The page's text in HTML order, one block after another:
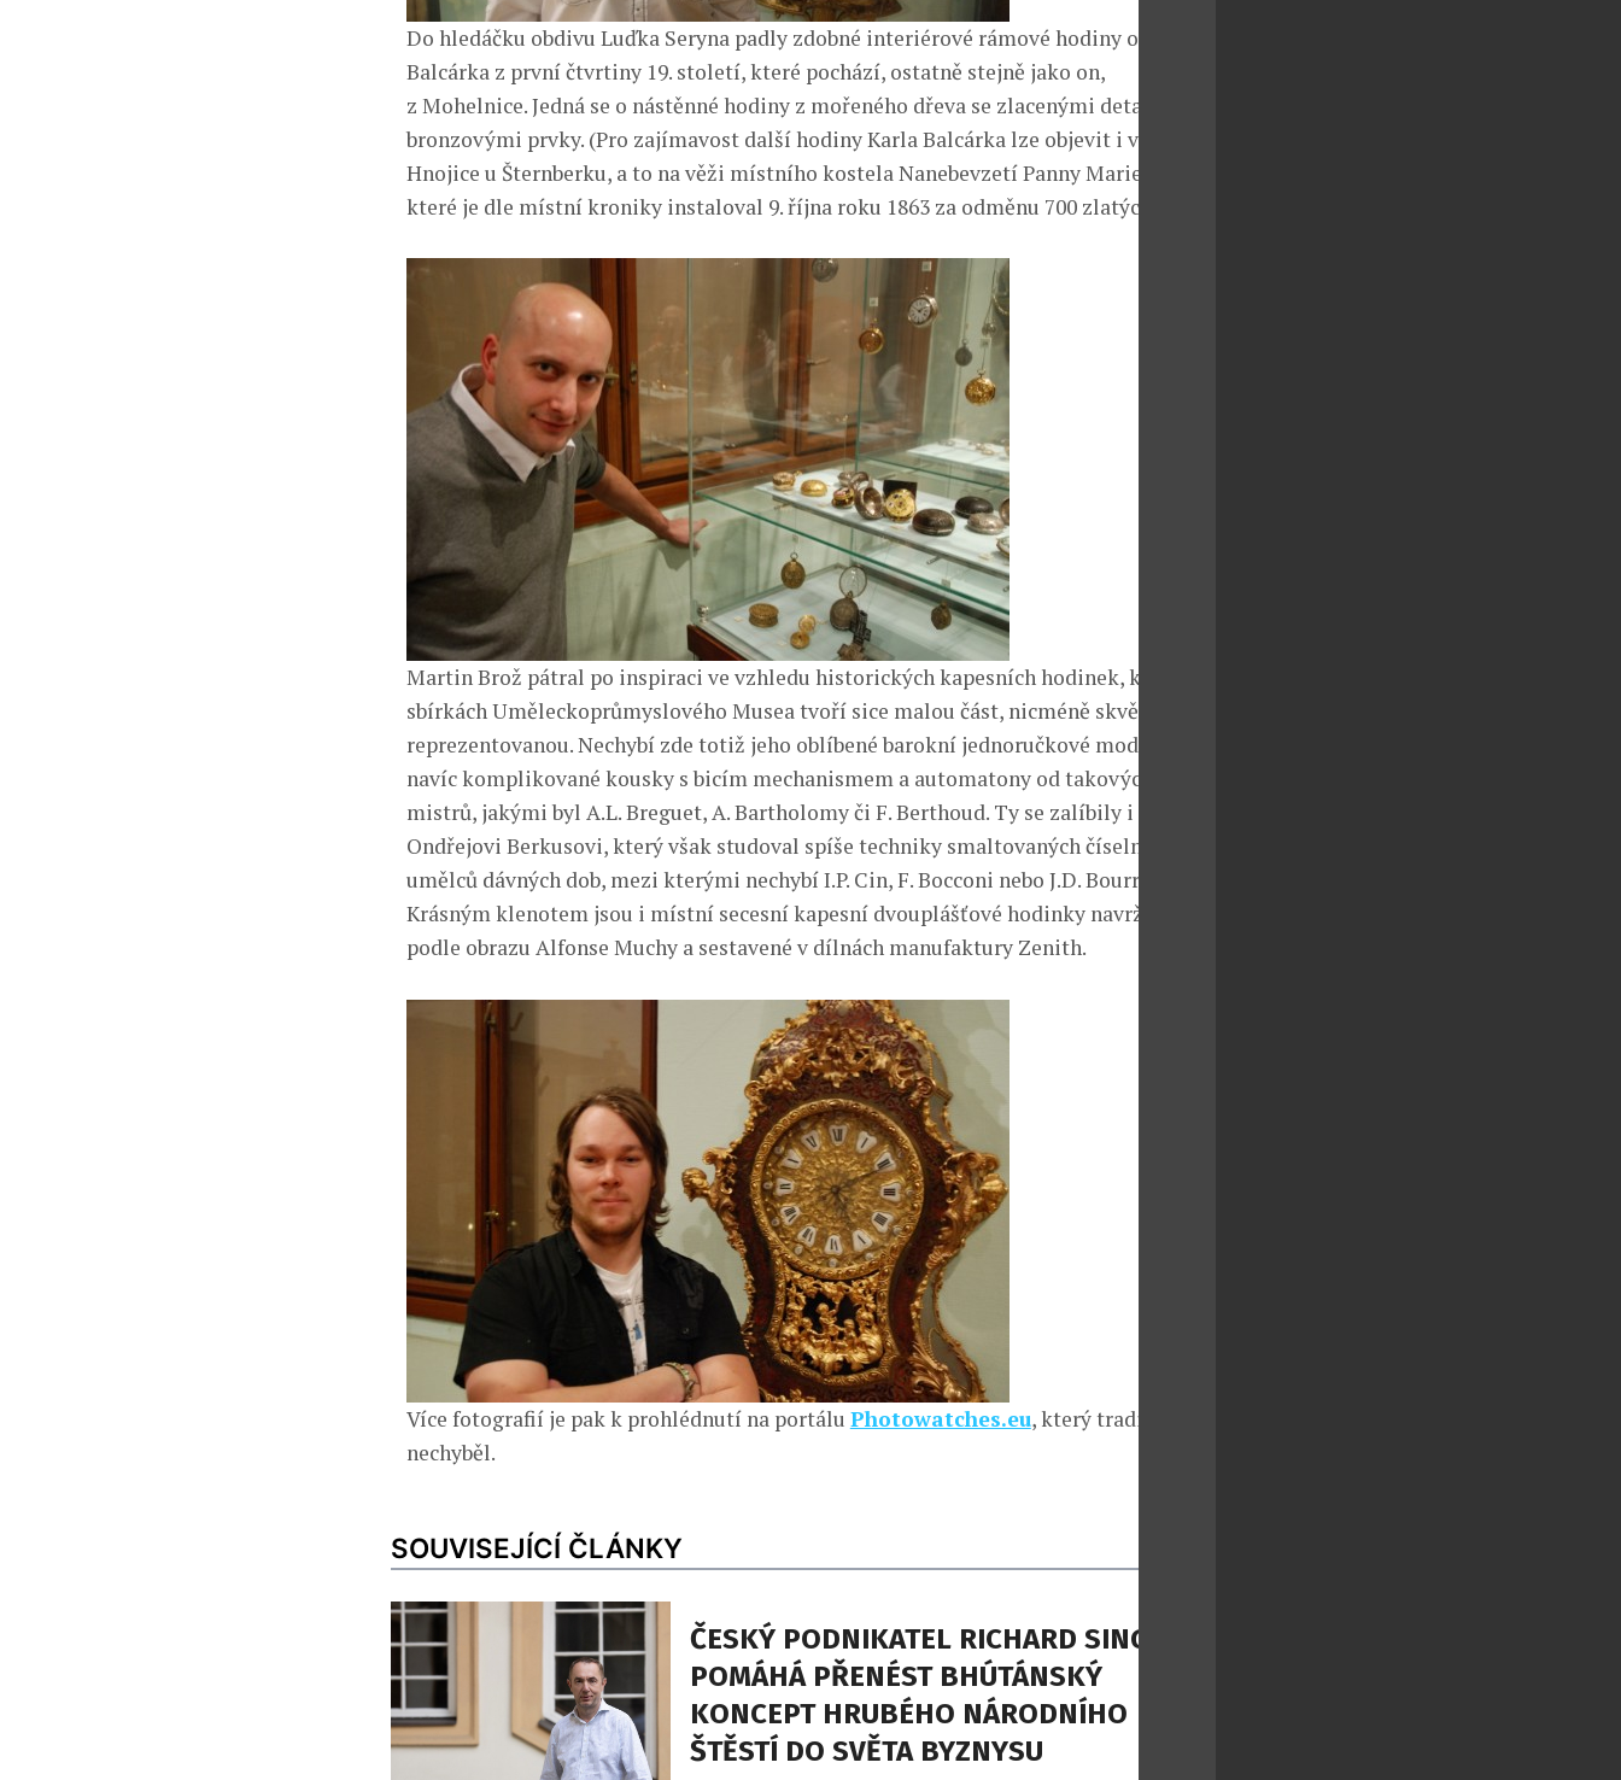
Do hledáčku obdivu Luďka Seryna padly zdobné interiérové rámové hodiny od Karla
Balcárka z první čtvrtiny 19. století, které pochází, ostatně stejně jako on,
z Mohelnice. Jedná se o nástěnné hodiny z mořeného dřeva se zlacenými detaily a
bronzovými prvky. (Pro zajímavost další hodiny Karla Balcárka lze objevit i v obci
Hnojice u Šternberku, a to na věži místního kostela Nanebevzetí Panny Marie, do
které je dle místní kroniky instaloval 9. října roku 1863 za odměnu 700 zlatých).
Martin Brož pátral po inspiraci ve vzhledu historických kapesních hodinek, které ve
sbírkách Uměleckoprůmyslového Musea tvoří sice malou část, nicméně skvěle
reprezentovanou. Nechybí zde totiž jeho oblíbené barokní jednoručkové modely a
navíc komplikované kousky s bicím mechanismem a automatony od takových
mistrů, jakými byl A.L. Breguet, A. Bartholomy či F. Berthoud. Ty se zalíbily i
Ondřejovi Berkusovi, který však studoval spíše techniky smaltovaných číselníků
umělců dávných dob, mezi kterými nechybí I.P. Cin, F. Bocconi nebo J.D. Bourrit.
Krásným klenotem jsou i místní secesní kapesní dvouplášťové hodinky navržené
podle obrazu Alfonse Muchy a sestavené v dílnách manufaktury Zenith.
Více fotografií je pak k prohlédnutí na portálu Photowatches.eu, který tradičně
nechyběl.
SOUVISEJÍCÍ ČLÁNKY
ČESKÝ PODNIKATEL RICHARD SINGER
POMÁHÁ PŘENÉST BHÚTÁNSKÝ
KONCEPT HRUBÉHO NÁRODNÍHO
ŠTĚSTÍ DO SVĚTA BYZNYSU